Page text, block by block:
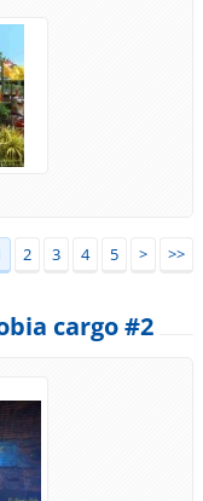
2 3 4 5 > >>
cargo #2